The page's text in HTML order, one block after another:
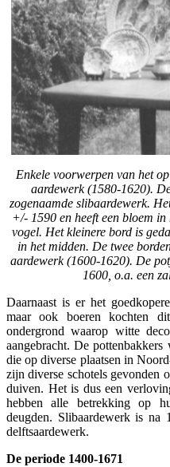
Enkele voorwerpen van het
aardewerk (1580-1620).
zogenaamde slibaardewerk.
+/- 1590 en heeft een bloem
vogel. Het kleinere bord is
in het midden. De twee
aardewerk (1600-1620). De
1600, o.a. een
Daarnaast is er het
maar ook boeren kochten
ondergrond waarop witte
aangebracht. De
die op diverse plaatsen in
zijn diverse schotels gevonden
duiven. Het is dus een
hebben alle betrekking op
deugden. Slibaardewerk is na
delftsaardewerk.
De periode 1400-1671